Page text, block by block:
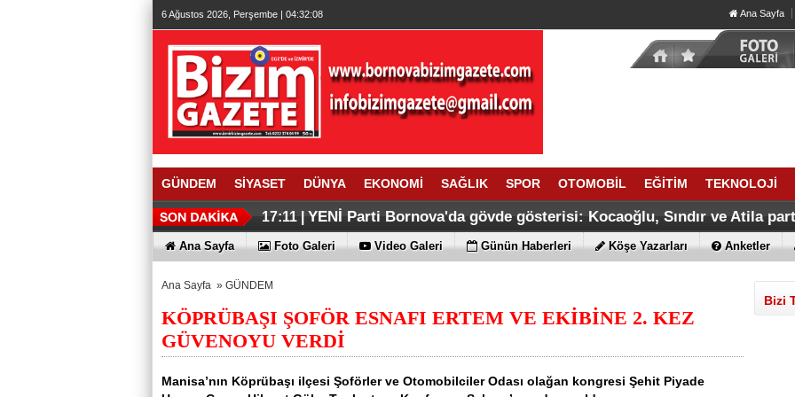
6 Ağustos 2026, Perşembe | 04:32:09 Ana Sayfa
GÜNDEM SİYASET DÜNYA EKONOMİ SAĞLIK SPOR OTOMOBİL EĞİTİM TEKNOLOJİ
17:11 | YENİ Parti Bornova'da gövde gösterisi: Kocaoğlu, Sındır ve Atila
Ana Sayfa Foto Galeri Video Galeri Günün Haberleri Köşe Yazarları Anketler
Ana Sayfa » GÜNDEM
KÖPRÜBAŞI ŞOFÖR ESNAFI ERTEM VE EKİBİNE 2. KEZ
GÜVENOYU VERDİ
Manisa’nın Köprübaşı ilçesi Şoförler ve Otomobilciler Odası olağan kongresi Şehit Piyade
Bizi